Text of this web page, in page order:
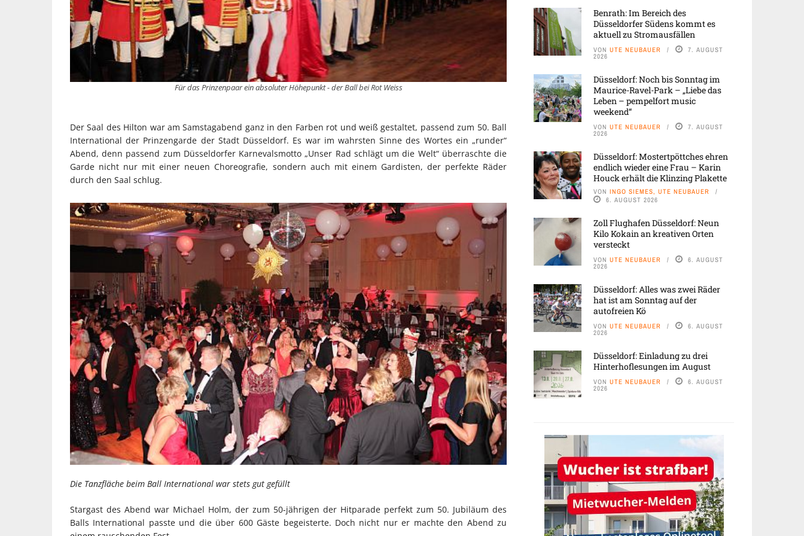
Für das Prinzenpaar ein absoluter Höhepunkt - der Ball bei Rot Weiss
Der Saal des Hilton war am Samstagabend ganz in den Farben rot und weiß gestaltet, passend zum 50. Ball
International der Prinzengarde der Stadt Düsseldorf. Es war im wahrsten Sinne des Wortes ein „runder“
Abend, denn passend zum Düsseldorfer Karnevalsmotto „Unser Rad schlägt um die Welt“ überraschte die
Garde nicht nur mit einer neuen Choreografie, sondern auch mit einem Gardisten, der perfekte Räder
durch den Saal schlug.
Die Tanzfläche beim Ball International war stets gut gefüllt
Stargast des Abend war Michael Holm, der zum 50-jährigen der Hitparade perfekt zum 50. Jubiläum des
Balls International passte und die über 600 Gäste begeisterte. Doch nicht nur er machte den Abend zu
Benrath: Im Bereich des
Düsseldorfer Südens kommt es
aktuell zu Stromausfällen
VON UTE NEUBAUER 7. AUGUST
2026
Düsseldorf: Noch bis Sonntag im
Maurice-Ravel-Park – „Liebe das
Leben – pempelfort music
weekend“
VON UTE NEUBAUER 7. AUGUST
2026
Düsseldorf: Mostertpöttches ehren
endlich wieder eine Frau – Karin
Houck erhält die Klinzing Plakette
VON INGO SIEMES, UTE NEUBAUER
6. AUGUST 2026
Zoll Flughafen Düsseldorf: Neun
Kilo Kokain an kreativen Orten
versteckt
VON UTE NEUBAUER 6. AUGUST
2026
Düsseldorf: Alles was zwei Räder
hat ist am Sonntag auf der
autofreien Kö
VON UTE NEUBAUER 6. AUGUST
2026
Düsseldorf: Einladung zu drei
Hinterhoflesungen im August
VON UTE NEUBAUER 6. AUGUST
2026